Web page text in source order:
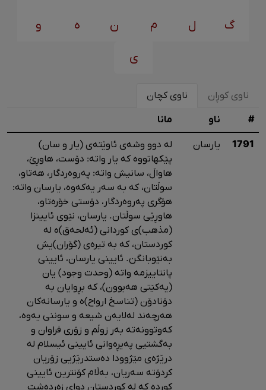
گ ل م ن ه و
ی
ناوی کوڕان ناوی کچان
# ناو مانا
1791 یارسان
لە دوو وشەی ئاوێتەی (یار و سان)
پێکهاتووە کە یار واتە: دۆست، هاوڕێ،
هاواڵ، سانیش واتە: پەروەردگار، هەتاو،
سوڵتان، کە بە سەر یەکەوە، یارسان واتە:
هۆگری پەروەردگار، دۆستی خۆرەتاو،
هاوڕێی سوڵتان. یارسان، نێوی ئایینزا
(مذهب)ی کوردانی (ئەلحەق)ە لە
کوردستان، کە بە تیرەی (گۆران)یش
بەنێوبانگن. ئایینی یارسان، ئایینی
پانتاییزمە واتە (وحدت وجود) یان
(یەکێتی هەبوون)، کە بڕوایان بە
دۆنادۆن (تناسخ ارواح)ە و یارسانەکان
هەرچەند لەلایەن شیعە و سوننی یەوە،
کەوتوونەتە بەر زوڵم و زۆری فراوان و
بەگشتیی پەیڕەوانی ئایینی ئیسلام لە
درێژەی مێژوودا دەستدرێژیی زۆریان
کردۆتە سەریان، بەڵام کۆنترین ئایینی
کوردە کە لە کوردستان دوای زەڕدەشت